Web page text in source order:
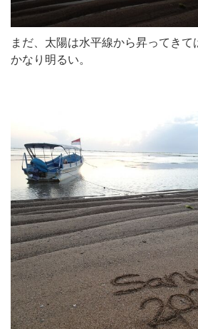
まだ、太陽は水平線から昇ってきて
かなり明るい。